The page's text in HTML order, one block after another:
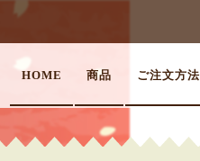
HOME 商品 ご注文方法